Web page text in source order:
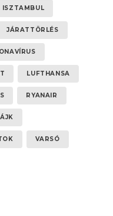
ISZTAMBUL
JÁRATTÖRLÉS
LUFTHANSA
RYANAIR
VARSÓ